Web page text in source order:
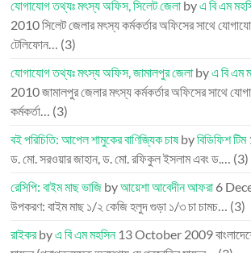
যোগাযোগ তথ্যঃ মৎস্য অফিস, সিলেট জেলা byএ বি এম
2010সিলেট জেলার মৎস্য কর্মকর্তার অফিসের সাথে
টেলিফোন… (3)
যোগাযোগ তথ্যঃ মৎস্য অফিস, জামালপুর জেলা byএ বি এম
2010জামালপুর জেলার মৎস্য কর্মকর্তার অফিসের সাথে
কর্মকর্তা… (3)
বই পরিচিতি: আপেল শামুকের বাণিজ্যিক চাষbyবিডিফিশ টিম
ড. মো. সরওয়ার জাহান, ড. মো. রফিকুল ইসলাম এবং ড.… (3)
রেসিপি: বাইম মাছ ভাজি byআয়েশা আবেদীন আফরা 6
উপকরণ: বাইম মাছ ১/২ কেজি হলুদ গুড়া ১/৩ চা চামচ… (3)
রাইকরbyএ বি এম মহসিন 13 October 2009